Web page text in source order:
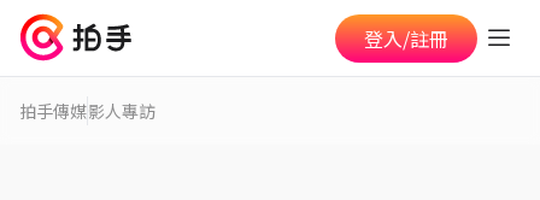
登入/註冊
拍手傳媒影人專訪